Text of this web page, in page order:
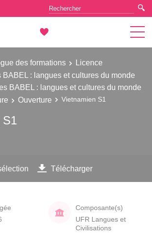
des formations
Licence
BABEL : langues et cultures du monde
BABEL : langues et cultures du monde
Ouverture Vietnamien S1
S1
Télécharger
Composante(s)
UFR Langues et
Civilisations